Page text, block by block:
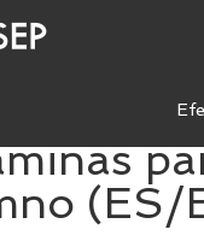
(ES/